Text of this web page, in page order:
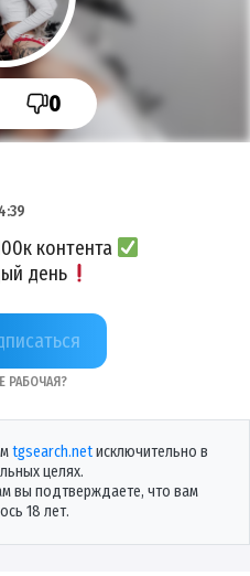
0
контента
день
+1DqQINIWgA4zMDYy
рабочая?
tgsearch.netисключительно в
целях.
вы подтверждаете, что вам
18 лет.